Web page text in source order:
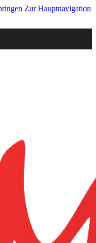
Zur Hauptnavigation